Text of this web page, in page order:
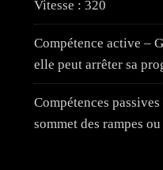
Vitesse : 320
Compétence active –
elle peut arrêter sa
Compétences
sommet des rampes